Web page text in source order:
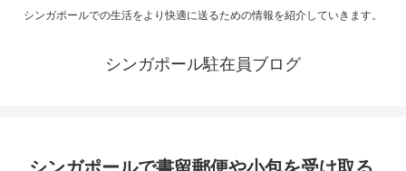
シンガポールでの生活をより快適に送るための情報を紹介していきます。
シンガポール駐在員ブログ